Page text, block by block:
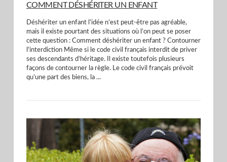
VIEW POST
COMMENT DÉSHÉRITER UN ENFANT
Déshériter un enfant l’idée n’est peut-être pas agréable,
mais il existe pourtant des situations où l’on peut se poser
cette question : Comment déshériter un enfant ? Contourner
l'interdiction Même si le code civil français interdit de priver
ses descendants d’héritage. Il existe toutefois plusieurs
façons de contourner la règle. Le code civil français prévoit
qu’une part des biens, la ...